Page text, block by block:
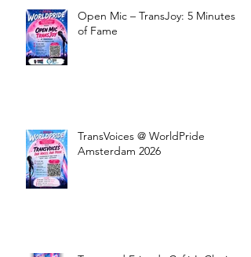
Open Mic – TransJoy: 5 Minutes
of Fame
TransVoices @ WorldPride
Amsterdam 2026